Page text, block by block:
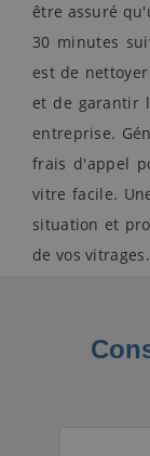
être assuré
30 minutes
est de
et de garantir
entreprise.
frais d'appel
vitre facile.
situation et
de vos vitrages.